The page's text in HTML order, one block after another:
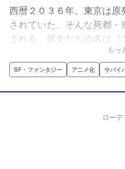
西暦２０３６年。東京は
されていた。そんな死都
まれる。彼女たちの名は
よって生まれつき放射能
師団所属の特殊部隊である
もっ
SF・ファンタジー アニメ化 サバイ
ロー